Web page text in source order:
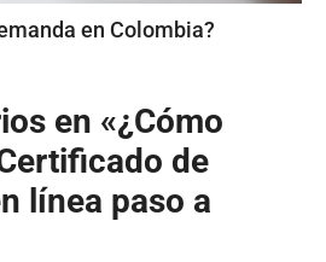
en Colombia?
en «¿Cómo
de
línea paso a